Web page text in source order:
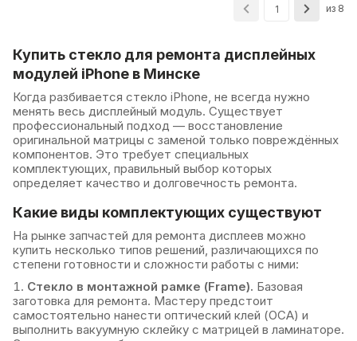
1 из 8
Купить стекло для ремонта дисплейных
модулей iPhone в Минске
Когда разбивается стекло iPhone, не всегда нужно
менять весь дисплейный модуль. Существует
профессиональный подход — восстановление
оригинальной матрицы с заменой только повреждённых
компонентов. Это требует специальных
комплектующих, правильный выбор которых
определяет качество и долговечность ремонта.
Какие виды комплектующих существуют
На рынке запчастей для ремонта дисплеев можно
купить несколько типов решений, различающихся по
степени готовности и сложности работы с ними:
Стекло в монтажной рамке (Frame). Базовая
заготовка для ремонта. Мастеру предстоит
самостоятельно нанести оптический клей (OCA) и
выполнить вакуумную склейку с матрицей в ламинаторе.